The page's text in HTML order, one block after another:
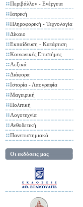
Περιβάλλον - Ενέργεια
Ιατρική
Πληροφορική - Τεχνολογία
Δίκαιο
Εκπαίδευση - Κατάρτιση
Κοινωνικές Επιστήμες
Λεξικά
Διάφορα
Ιστορία - Λαογραφία
Μαγειρική
Πολιτική
Λογοτεχνία
Ανθοδετική
Πανεπιστημιακά
Οι εκδόσεις μας